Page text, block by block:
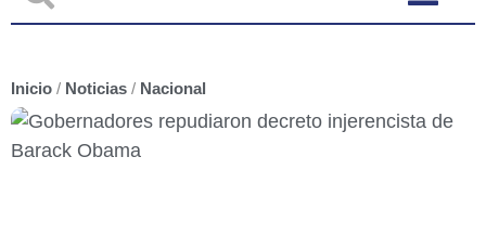
Inicio / Noticias / Nacional